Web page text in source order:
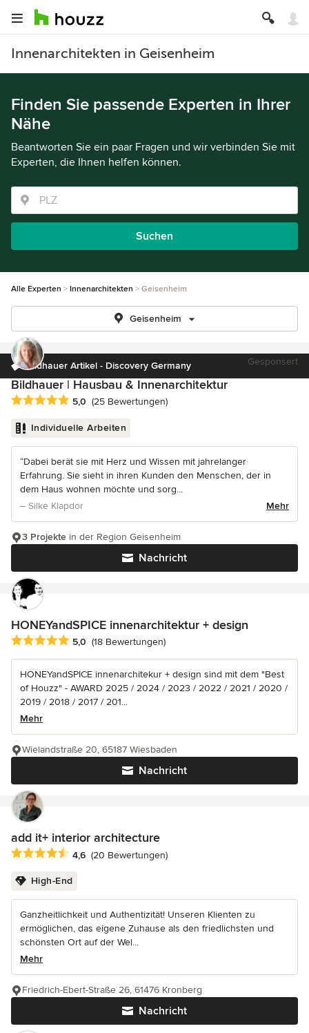
Innenarchitekten in Geisenheim
Finden Sie passende Experten in Ihrer
Nähe
Beantworten Sie ein paar Fragen und wir verbinden Sie mit
Experten, die Ihnen helfen können.
Suchen
Alle Experten Innenarchitekten Geisenheim
Geisenheim
Bildhauer Artikel - Discovery Germany Gesponsert
Bildhauer | Hausbau & Innenarchitektur
Durchschnittliche Bewertung: 5 von 5 Sternen
5,0 (25 Bewertungen)
Individuelle Arbeiten
“Dabei berät sie mit Herz und Wissen mit jahrelanger
Erfahrung. Sie sieht in ihren Kunden den Menschen, der in
dem Haus wohnen möchte und sorg...
– Silke Klapdor
Mehr
Nachricht
3 Projekte in der Region Geisenheim
HONEYandSPICE innenarchitektur + design
Durchschnittliche Bewertung: 5 von 5 Sternen
5,0 (18 Bewertungen)
HONEYandSPICE innenarchitekur + design sind mit dem "Best
of Houzz" - AWARD 2025 / 2024 / 2023 / 2022 / 2021 / 2020 /
2019 / 2018 / 2017 / 201...
Mehr
Nachricht
Wielandstraße 20, 65187 Wiesbaden
add it+ interior architecture
Durchschnittliche Bewertung: 4.6 von 5 Sternen
4,6 (20 Bewertungen)
High-End
Ganzheitlichkeit und Authentizität! Unseren Klienten zu
ermöglichen, das eigene Zuhause als den friedlichsten und
schönsten Ort auf der Wel...
Mehr
Nachricht
Friedrich-Ebert-Straße 26, 61476 Kronberg